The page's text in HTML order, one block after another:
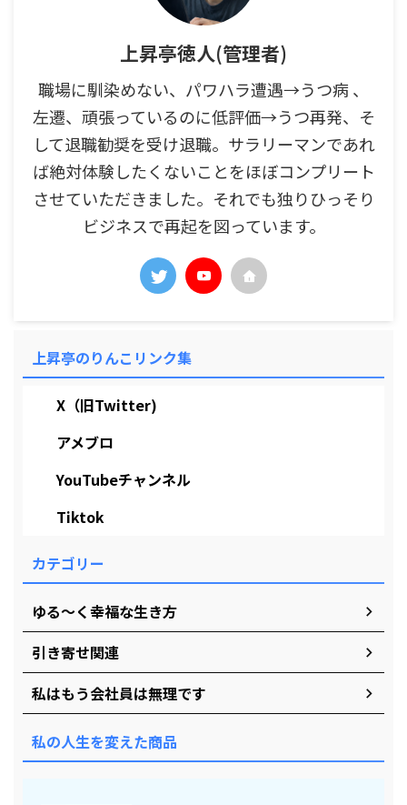
上昇亭徳人(管理者)
職場に馴染めない、パワハラ遭遇→うつ病 、
左遷、頑張っているのに低評価→うつ再発、そ
して退職勧奨を受け退職。サラリーマンであれ
ば絶対体験したくないことをほぼコンプリート
させていただきました。それでも独りひっそり
ビジネスで再起を図っています。
上昇亭のりんこリンク集
X（旧Twitter)
アメブロ
YouTubeチャンネル
Tiktok
カテゴリー
ゆる～く幸福な生き方
引き寄せ関連
私はもう会社員は無理です
私の人生を変えた商品